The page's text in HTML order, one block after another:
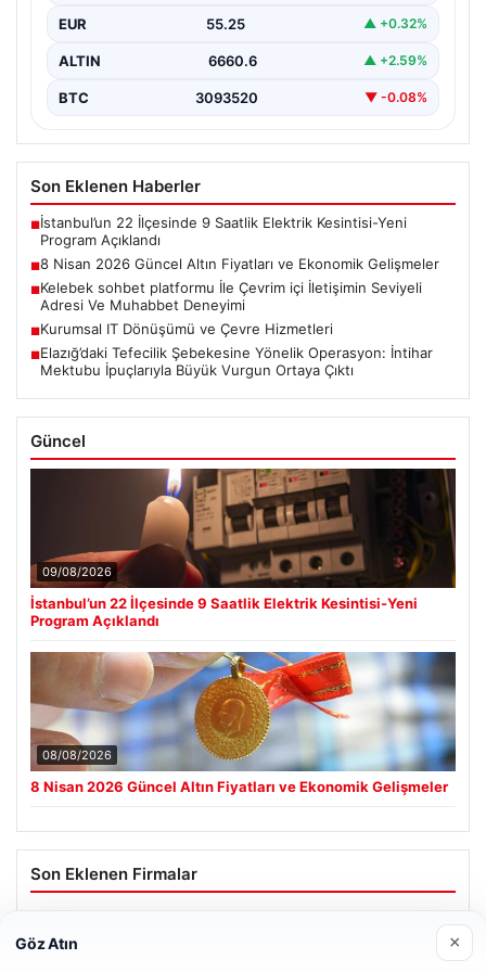
EUR 55.25 ▲ +0.32%
ALTIN 6660.6 ▲ +2.59%
BTC 3093520 ▼ -0.08%
Son Eklenen Haberler
■İstanbul’un 22 İlçesinde 9 Saatlik Elektrik Kesintisi-Yeni
Program Açıklandı
■8 Nisan 2026 Güncel Altın Fiyatları ve Ekonomik Gelişmeler
■Kelebek sohbet platformu İle Çevrim içi İletişimin Seviyeli
Adresi Ve Muhabbet Deneyimi
■Kurumsal IT Dönüşümü ve Çevre Hizmetleri
■Elazığ’daki Tefecilik Şebekesine Yönelik Operasyon: İntihar
Mektubu İpuçlarıyla Büyük Vurgun Ortaya Çıktı
Güncel
09/08/2026
İstanbul’un 22 İlçesinde 9 Saatlik Elektrik Kesintisi-Yeni
Program Açıklandı
08/08/2026
8 Nisan 2026 Güncel Altın Fiyatları ve Ekonomik Gelişmeler
Son Eklenen Firmalar
26/05/2026
Göz Atın ×